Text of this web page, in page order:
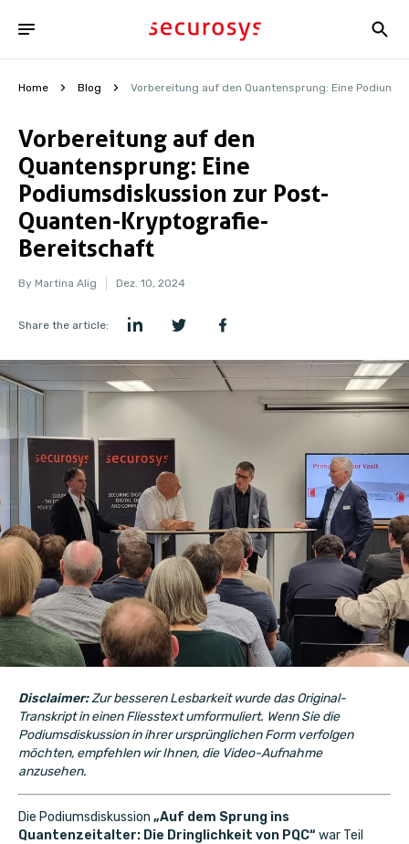
Home Blog Vorbereitung auf den Quantensprung: Eine
Vorbereitung auf den
Quantensprung: Eine
Podiumsdiskussion zur Post-
Quanten-Kryptografie-
Bereitschaft
By Martina Alig Dez. 10, 2024
Share the article:
Disclaimer:Zur besseren Lesbarkeit wurde das Original-
Transkript in einen Fliesstext umformuliert. Wenn Sie die
Podiumsdiskussion in ihrer ursprünglichen Form verfolgen
möchten, empfehlen wir Ihnen, die Video-Aufnahme
anzusehen.
Die Podiumsdiskussion „Auf dem Sprung ins
Quantenzeitalter: Die Dringlichkeit von PQC“ war Teil